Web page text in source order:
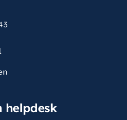
helpdesk